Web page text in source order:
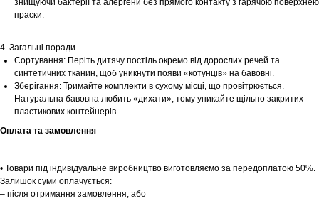
знищуючи бактерії та алергени без прямого контакту з гарячою поверхнею
праски.
4. Загальні поради.
Сортування: Періть дитячу постіль окремо від дорослих речей та
синтетичних тканин, щоб уникнути появи «котунців» на бавовні.
Зберігання: Тримайте комплекти в сухому місці, що провітрюється.
Натуральна бавовна любить «дихати», тому уникайте щільно закритих
пластикових контейнерів.
Оплата та замовлення
• Товари під індивідуальне виробництво виготовляємо за передоплатою 50%.
Залишок суми оплачується:
– після отримання замовлення, або
Tekstura
Заплануйте візит у простір створений
для вас
Записатися